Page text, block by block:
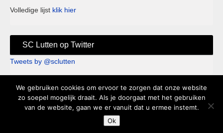
Volledige lijst klik hier
SC Lutten op Twitter
Tweets by @sclutten
Sc Lutten - Sportpark de Kei - Knappersveldweg 1B - 7776 PA
Slagharen - Clubhuis 't Keihart tel. 0523-682250 |
Privacyverklaring
We gebruiken cookies om ervoor te zorgen dat onze website
zo soepel mogelijk draait. Als je doorgaat met het gebruiken
van de website, gaan we er vanuit dat u ermee instemt.
Ok